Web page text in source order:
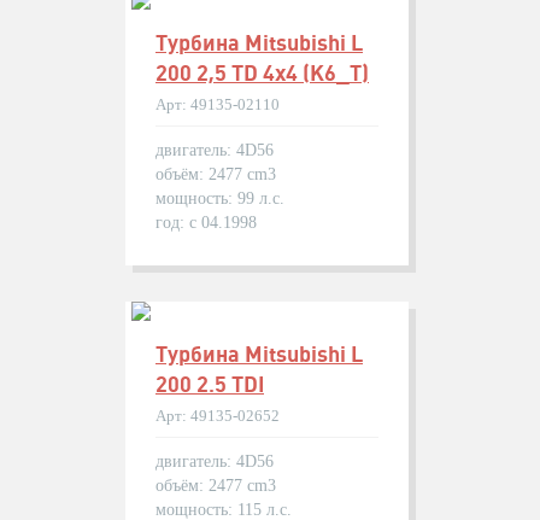
Турбина Mitsubishi L
200 2,5 TD 4x4 (K6_T)
Арт: 49135-02110
двигатель: 4D56
объём: 2477 cm3
мощность: 99 л.с.
год: с 04.1998
Турбина Mitsubishi L
200 2.5 TDI
Арт: 49135-02652
двигатель: 4D56
объём: 2477 cm3
мощность: 115 л.с.